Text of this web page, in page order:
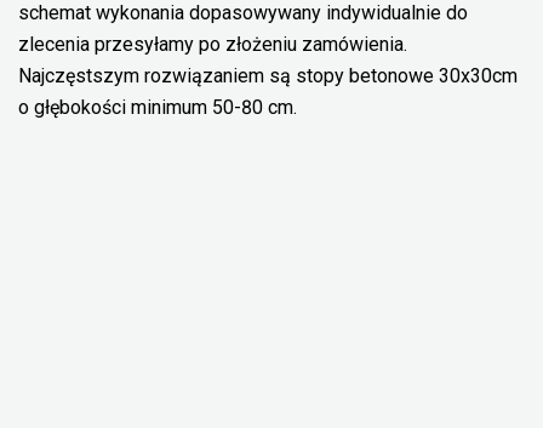
schemat wykonania dopasowywany indywidualnie do
zlecenia przesyłamy po złożeniu zamówienia.
Najczęstszym rozwiązaniem są stopy betonowe 30x30cm
o głębokości minimum 50-80 cm.